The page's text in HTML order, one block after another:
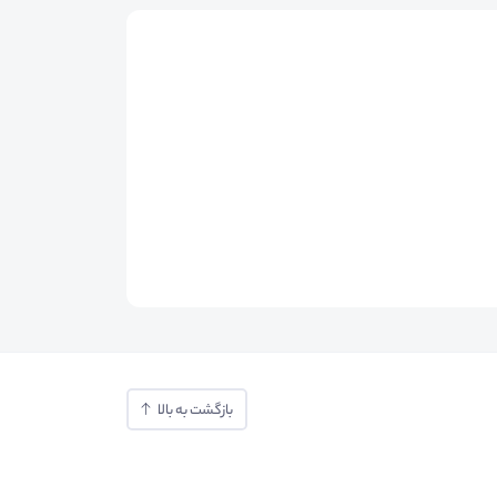
بازگشت به بالا